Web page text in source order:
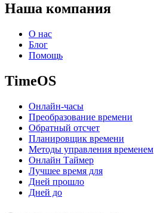
Наша компания
О нас
Блог
Помощь
TimeOS
Онлайн-часы
Преобразование времени
Обратный отсчет
Планировщик времени
Методы управления временем
Онлайн Таймер
Лучшее время для
Дней прошло
Дней до